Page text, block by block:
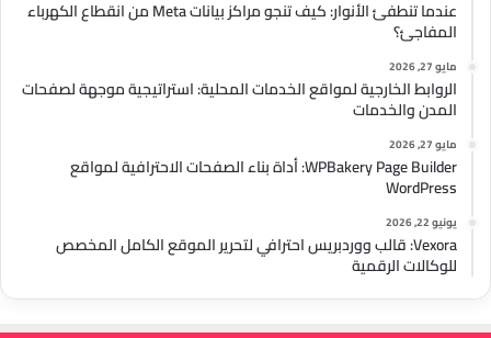
عندما تنطفئ الأنوار: كيف تنجو مراكز بيانات Meta من انقطاع الكهرباء
المفاجئ؟
مايو 27, 2026
الروابط الخارجية لمواقع الخدمات المحلية: استراتيجية موجهة لصفحات
المدن والخدمات
مايو 27, 2026
WPBakery Page Builder: أداة بناء الصفحات الاحترافية لمواقع
WordPress
يونيو 22, 2026
Vexora: قالب ووردبريس احترافي لتحرير الموقع الكامل المخصص
للوكالات الرقمية